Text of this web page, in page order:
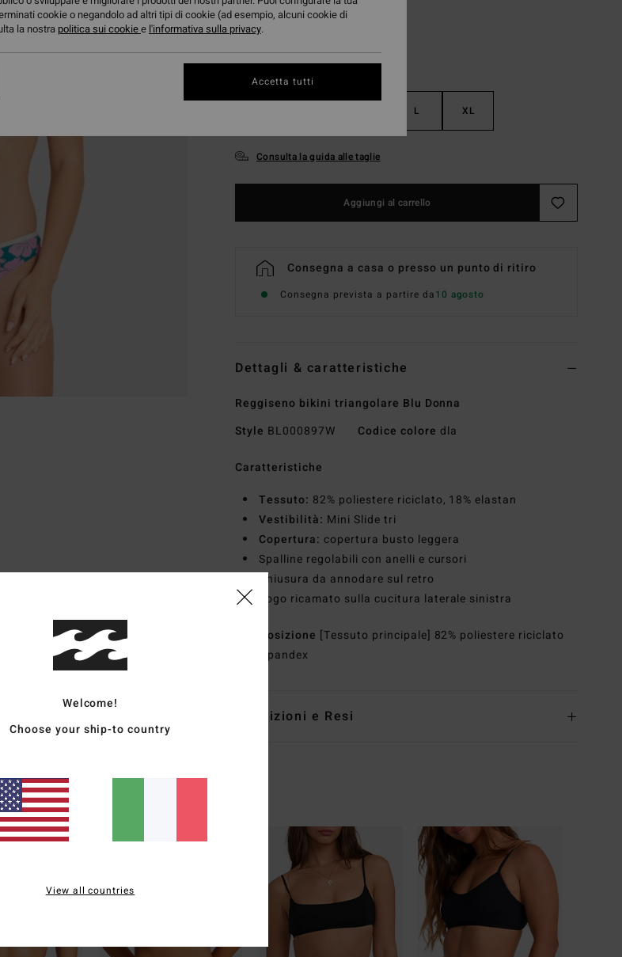
L XL
Consulta la guida alle taglie
Aggiungi al carrello
Consegna a casa o presso un punto di ritiro
Consegna prevista a partire da10 agosto
Dettagli & caratteristiche
Reggiseno bikini triangolare Blu Donna
Style BL000897W Codice colore dla
Caratteristiche
Tessuto: 82% poliestere riciclato, 18% elastan
Vestibilità: Mini Slide tri
Copertura: copertura busto leggera
Spalline regolabili con anelli e cursori
Chiusura da annodare sul retro
Logo ricamato sulla cucitura laterale sinistra
Composizione [Tessuto principale] 82% poliestere riciclato
18% spandex
Spedizioni e Resi
Tipo di copertura
Welcome!
Choose your ship-to country
View all countries
cookie o negandolo ad altri tipi di cookie (ad esempio, alcuni cookie di
la nostra politica sui cookiee l'informativa sulla privacy.
Accetta tutti